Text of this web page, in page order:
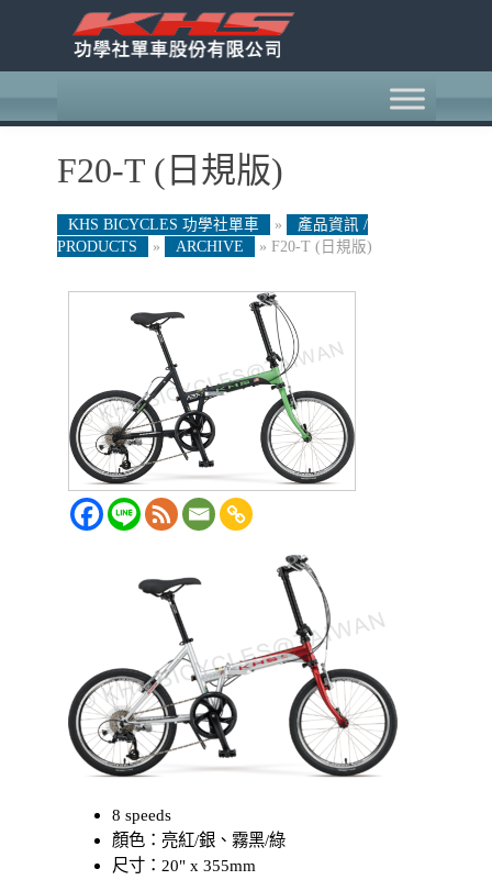
F20-T (日規版)
KHS BICYCLES 功學社單車 »
產品資訊 /
PRODUCTS
» ARCHIVE » F20-T (日規版)
8 speeds
顏色：亮紅/銀、霧黑/綠
尺寸：20" x 355mm